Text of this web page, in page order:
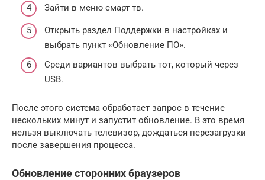
Зайти в меню смарт тв.
Открыть раздел Поддержки в настройках и
выбрать пункт «Обновление ПО».
Среди вариантов выбрать тот, который через
USB.
После этого система обработает запрос в течение
нескольких минут и запустит обновление. В это время
нельзя выключать телевизор, дождаться перезагрузки
после завершения процесса.
Обновление сторонних браузеров